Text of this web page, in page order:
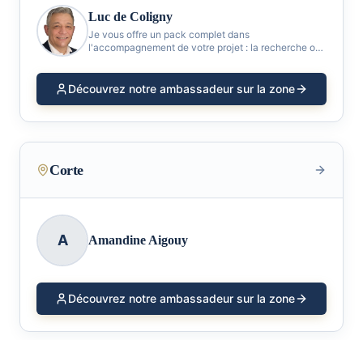
Luc de Coligny
Je vous offre un pack complet dans
l'accompagnement de votre projet : la recherche ou
meilleurs prêts du marché, les propositions de
financement et de
Découvrez notre ambassadeur sur la zone
Corte
A Amandine Aigouy
Découvrez notre ambassadeur sur la zone